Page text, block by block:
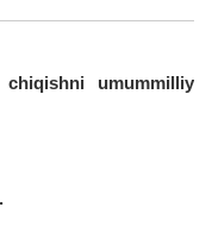
chiqishni umummilliy